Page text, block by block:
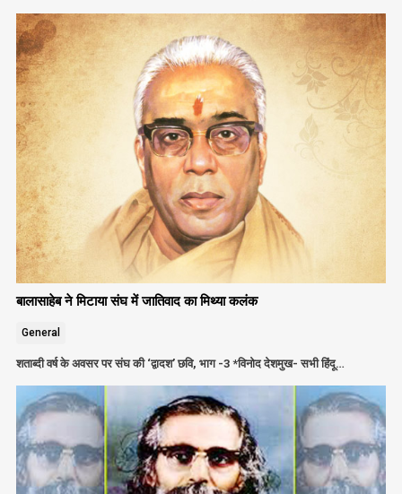
बालासाहेब ने मिटाया संघ में जातिवाद का मिथ्या कलंक
General
शताब्दी वर्ष के अवसर पर संघ की ‘द्वादश’ छवि, भाग -3 *विनोद देशमुख- सभी हिंदू…